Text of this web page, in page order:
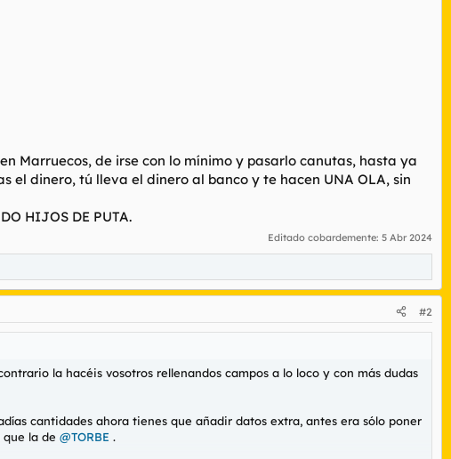
Marruecos, de irse con lo mínimo y pasarlo canutas, hasta ya
el dinero, tú lleva el dinero al banco y te hacen UNA OLA, sin
HIJOS DE PUTA.
Editado cobardemente: 5 Abr 2024
#2
la hacéis vosotros rellenandos campos a lo loco y con más dudas
cantidades ahora tienes que añadir datos extra, antes era sólo poner
la de @TORBE .